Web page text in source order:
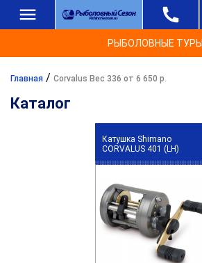
РЫБОЛОВНЫЕ ТУРЫ
Главная / Corvalus Вес 336 от 6 650 р.
Каталог
Катушка Shimano
CORVALUS 401 (LH)